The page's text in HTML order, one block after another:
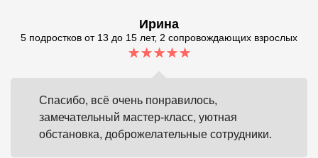
Ирина
5 подростков от 13 до 15 лет, 2 сопровождающих взрослых
Спасибо, всё очень понравилось,
замечательный мастер-класс, уютная
обстановка, доброжелательные сотрудники.